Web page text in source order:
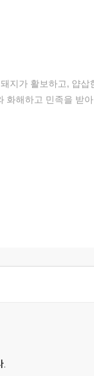
지가 활보하고, 얍
해하고 민족을 받
.